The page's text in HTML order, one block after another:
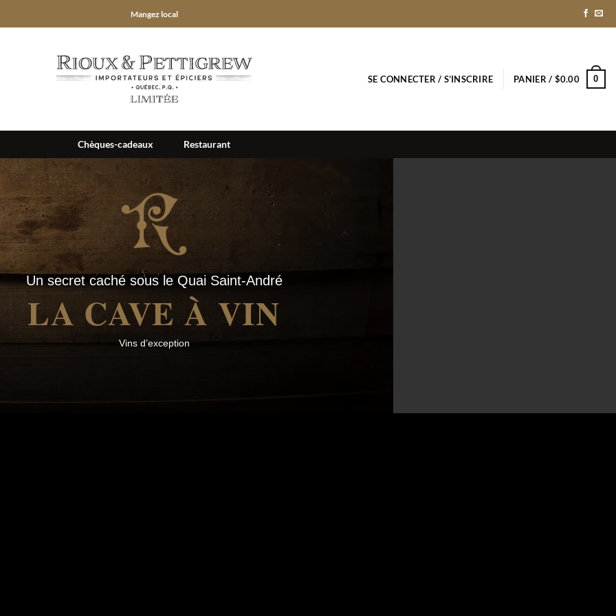
Mangez local
SE CONNECTER / S’INSCRIRE PANIER / $0.00 0
Chèques-cadeaux Restaurant
Un secret caché sous le Quai Saint-André
LA CAVE À VIN
Vins d’exception